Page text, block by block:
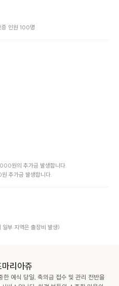
인원 100명
원의 추가금 발생합니다.
추가금 발생합니다.
부 지역은 출장비 발생)
리아쥬
예식 당일, 축의금 접수 및 관리 전반을